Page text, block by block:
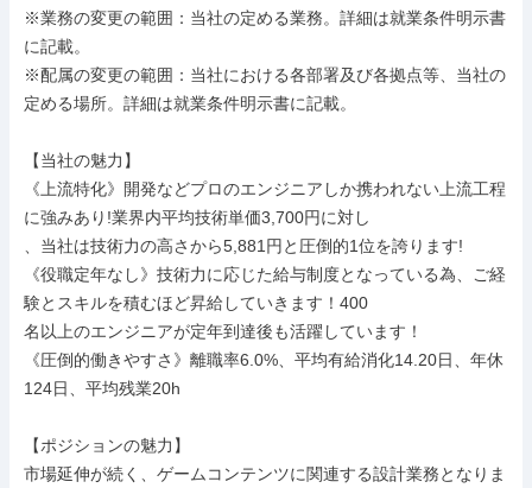
※業務の変更の範囲：当社の定める業務。詳細は就業条件明示書
に記載。
※配属の変更の範囲：当社における各部署及び各拠点等、当社の
定める場所。詳細は就業条件明示書に記載。
【当社の魅力】
《上流特化》開発などプロのエンジニアしか携われない上流工程
に強みあり!業界内平均技術単価3,700円に対し
、当社は技術力の高さから5,881円と圧倒的1位を誇ります!
《役職定年なし》技術力に応じた給与制度となっている為、ご経
験とスキルを積むほど昇給していきます！400
名以上のエンジニアが定年到達後も活躍しています！
《圧倒的働きやすさ》離職率6.0%、平均有給消化14.20日、年休
124日、平均残業20h
【ポジションの魅力】
市場延伸が続く、ゲームコンテンツに関連する設計業務となりま